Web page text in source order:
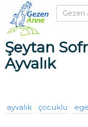
Şeytan
Ayvalık
ayvalık çocuklu ege